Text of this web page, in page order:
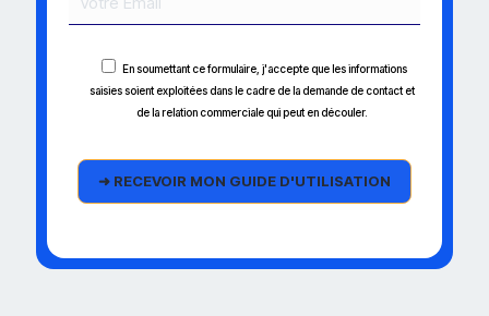
En soumettant ce formulaire, j'accepte que les informations
saisies soient exploitées dans le cadre de la demande de contact et
de la relation commerciale qui peut en découler.